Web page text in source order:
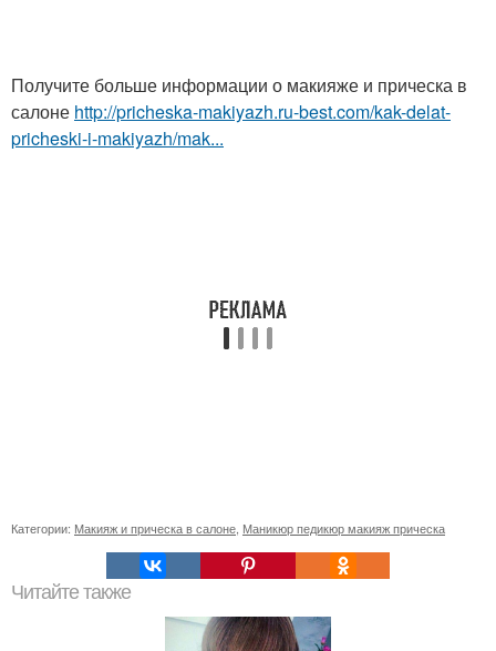
Получите больше информации о макияже и прическа в
салоне http://pricheska-makiyazh.ru-best.com/kak-delat-
pricheski-i-makiyazh/mak...
Категории: Макияж и прическа в салоне Маникюр педикюр макияж прическа
Читайте также